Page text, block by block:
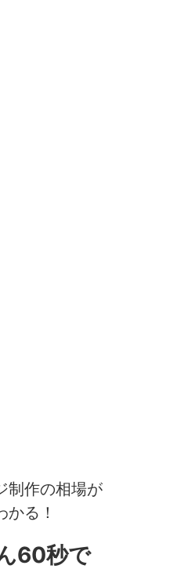
制作の相場が
かる！
60秒で